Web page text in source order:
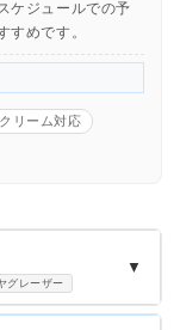
ケジュールでの予
すめです。
リーム対応
グレーザー
▼